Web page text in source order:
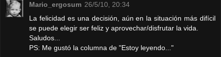
Mario_ergosum 26/5/10, 20:34
La felicidad es una decisión, aún en la situación más difícil
se puede elegir ser feliz y aprovechar/disfrutar la vida.
Saludos...
PS: Me gustó la columna de "Estoy leyendo..."